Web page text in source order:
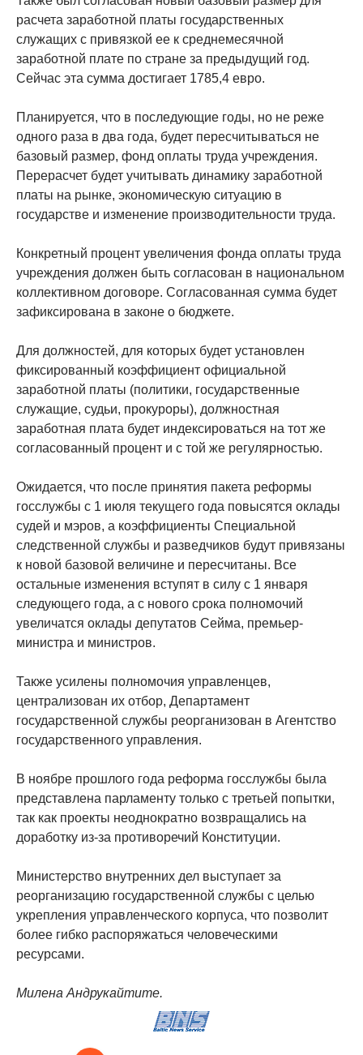
расчета заработной платы государственных
служащих с привязкой ее к среднемесячной
заработной плате по стране за предыдущий год.
Сейчас эта сумма достигает 1785,4 евро.
Планируется, что в последующие годы, но не реже
одного раза в два года, будет пересчитываться не
базовый размер, фонд оплаты труда учреждения.
Перерасчет будет учитывать динамику заработной
платы на рынке, экономическую ситуацию в
государстве и изменение производительности труда.
Конкретный процент увеличения фонда оплаты труда
учреждения должен быть согласован в национальном
коллективном договоре. Согласованная сумма будет
зафиксирована в законе о бюджете.
Для должностей, для которых будет установлен
фиксированный коэффициент официальной
заработной платы (политики, государственные
служащие, судьи, прокуроры), должностная
заработная плата будет индексироваться на тот же
согласованный процент и с той же регулярностью.
Ожидается, что после принятия пакета реформы
госслужбы с 1 июля текущего года повысятся оклады
судей и мэров, а коэффициенты Специальной
следственной службы и разведчиков будут привязаны
к новой базовой величине и пересчитаны. Все
остальные изменения вступят в силу с 1 января
следующего года, а с нового срока полномочий
увеличатся оклады депутатов Сейма, премьер-
министра и министров.
Также усилены полномочия управленцев,
централизован их отбор, Департамент
государственной службы реорганизован в Агентство
государственного управления.
В ноябре прошлого года реформа госслужбы была
представлена ​​парламенту только с третьей попытки,
так как проекты неоднократно возвращались на
доработку из-за противоречий Конституции.
Министерство внутренних дел выступает за
реорганизацию государственной службы с целью
укрепления управленческого корпуса, что позволит
более гибко распоряжаться человеческими
ресурсами.
Милена Андрукайтите.